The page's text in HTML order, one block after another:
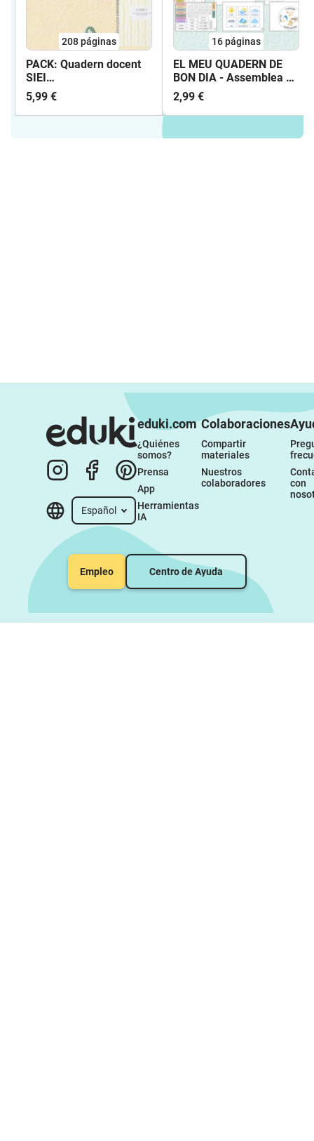
208páginas
PACK: Quadern docent
SIEI
(M'ORGANITZO+CONEC)
curs 2026-2027
5,99 €
16páginas
EL MEU QUADERN DE
BON DIA - Assemblea en
format individual i
manipulatiu
2,99 €
Español
eduki.com
¿Quiénes
somos?
Prensa
App
Herramientas
IA
Colaboraciones
Compartir
materiales
Nuestros
colaboradores
con
Empleo Centro de Ayuda